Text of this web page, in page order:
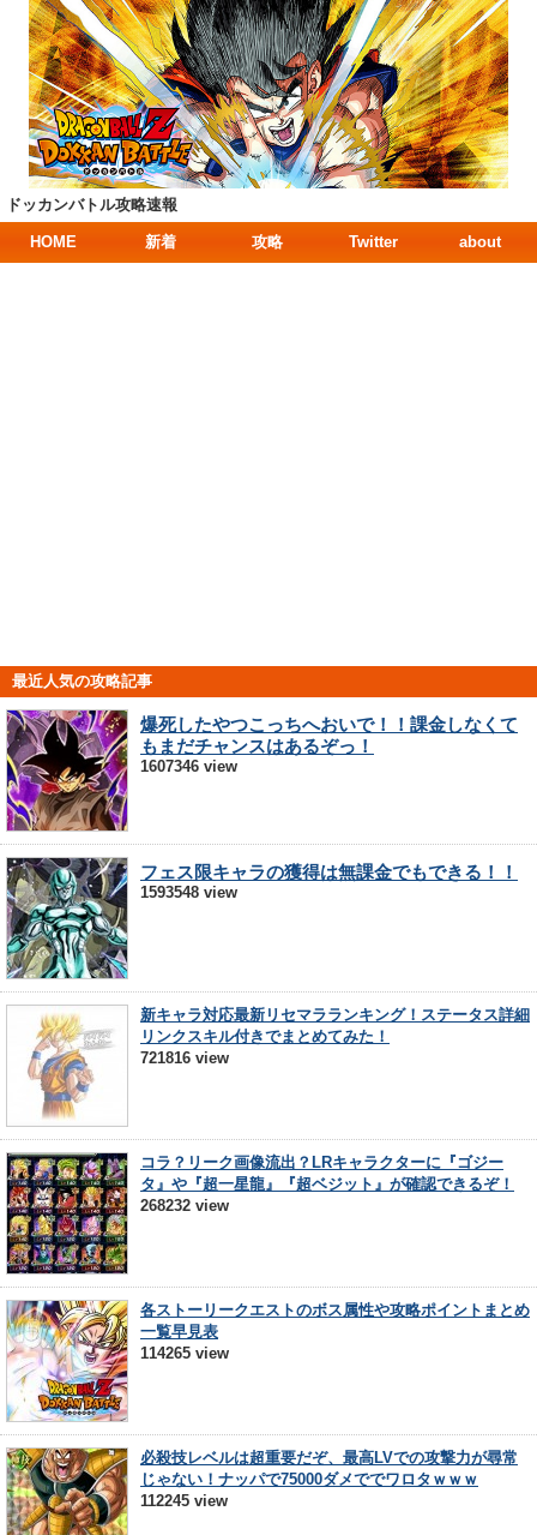
ドッカンバトル攻略速報
HOME 新着 攻略 Twitter about
最近人気の攻略記事
爆死したやつこっちへおいで！！課金しなくて
もまだチャンスはあるぞっ！
1607346 view
フェス限キャラの獲得は無課金でもできる！！
1593548 view
新キャラ対応最新リセマラランキング！ステータス詳細
リンクスキル付きでまとめてみた！
721816 view
コラ？リーク画像流出？LRキャラクターに『ゴジー
タ』や『超一星龍』『超ベジット』が確認できるぞ！
268232 view
各ストーリークエストのボス属性や攻略ポイントまとめ
一覧早見表
114265 view
必殺技レベルは超重要だぞ、最高LVでの攻撃力が尋常
じゃない！ナッパで75000ダメででワロタｗｗｗ
112245 view